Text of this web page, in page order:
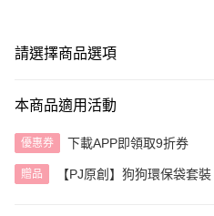
請選擇商品選項
本商品適用活動
優惠券 下載APP即領取9折券
贈品 【PJ原創】狗狗環保袋套裝